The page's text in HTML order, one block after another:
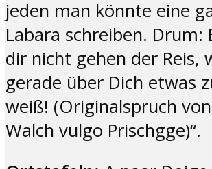
jeden man könnte eine
Labara schreiben. Drum:
dir nicht gehen der Reis,
gerade über Dich etwas
weiß! (Originalspruch
Walch vulgo Prischgge)“.